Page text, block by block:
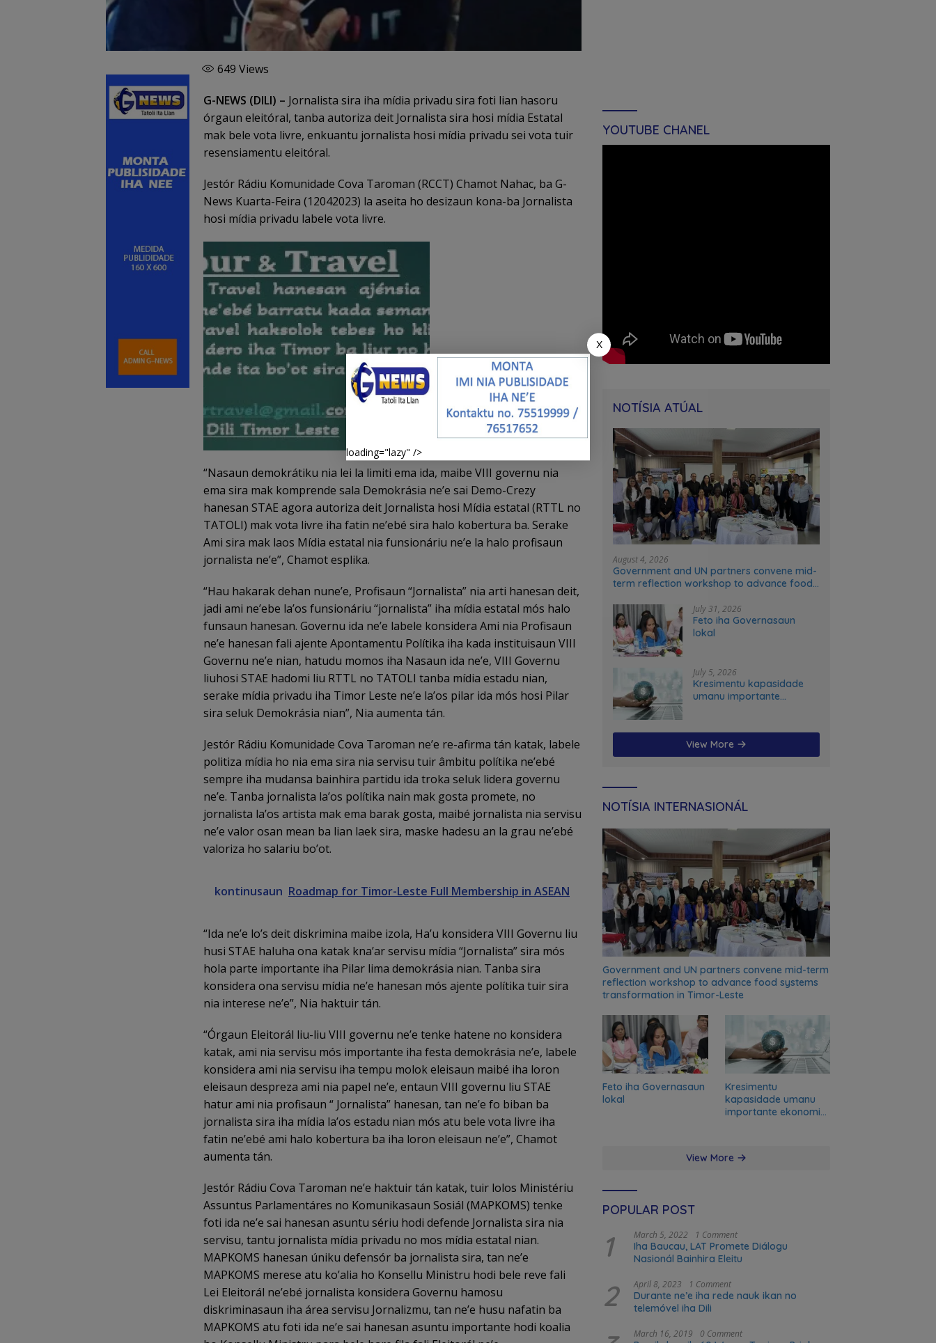
649 Views
G-NEWS (DILI) – Jornalista sira iha mídia privadu sira foti lian hasoru
órgaun eleitóral, tanba autoriza deit Jornalista sira hosi mídia Estatal
mak bele vota livre, enkuantu jornalista hosi mídia privadu sei vota tuir
resensiamentu eleitóral.
Jestór Rádiu Komunidade Cova Taroman (RCCT) Chamot Nahac, ba G-
News Kuarta-Feira (12042023) la aseita ho desizaun kona-ba Jornalista
hosi mídia privadu labele vota livre.
“Nasaun demokrátiku nia lei la limiti ema ida, maibe VIII governu nia
ema sira mak komprende sala Demokrásia ne’e sai Demo-Crezy
hanesan STAE agora autoriza deit Jornalista hosi Mídia estatal (RTTL no
TATOLI) mak vota livre iha fatin ne’ebé sira halo kobertura ba. Serake
Ami sira mak laos Mídia estatal nia funsionáriu ne’e la halo profisaun
jornalista ne’e”, Chamot esplika.
“Hau hakarak dehan nune’e, Profisaun “Jornalista” nia arti hanesan deit,
jadi ami ne’ebe la’os funsionáriu “jornalista” iha mídia estatal mós halo
funsaun hanesan. Governu ida ne’e labele konsidera Ami nia Profisaun
ne’e hanesan fali ajente Apontamentu Polítika iha kada instituisaun VIII
Governu ne’e nian, hatudu momos iha Nasaun ida ne’e, VIII Governu
liuhosi STAE hadomi liu RTTL no TATOLI tanba mídia estadu nian,
serake mídia privadu iha Timor Leste ne’e la’os pilar ida mós hosi Pilar
sira seluk Demokrásia nian”, Nia aumenta tán.
Jestór Rádiu Komunidade Cova Taroman ne’e re-afirma tán katak, labele
politiza mídia ho nia ema sira nia servisu tuir âmbitu polítika ne’ebé
sempre iha mudansa bainhira partidu ida troka seluk lidera governu
ne’e. Tanba jornalista la’os polítika nain mak gosta promete, no
jornalista la’os artista mak ema barak gosta, maibé jornalista nia servisu
ne’e valor osan mean ba lian laek sira, maske hadesu an la grau ne’ebé
valoriza ho salariu bo’ot.
kontinusaun Roadmap for Timor-Leste Full Membership in ASEAN
“Ida ne’e lo’s deit diskrimina maibe izola, Ha’u konsidera VIII Governu liu
husi STAE haluha ona katak kna’ar servisu mídia “Jornalista” sira mós
hola parte importante iha Pilar lima demokrásia nian. Tanba sira
konsidera ona servisu mídia ne’e hanesan mós ajente polítika tuir sira
nia interese ne’e”, Nia haktuir tán.
“Órgaun Eleitorál liu-liu VIII governu ne’e tenke hatene no konsidera
katak, ami nia servisu mós importante iha festa demokrásia ne’e, labele
konsidera ami nia servisu iha tempu molok eleisaun maibé iha loron
eleisaun despreza ami nia papel ne’e, entaun VIII governu liu STAE
hatur ami nia profisaun “ Jornalista” hanesan, tan ne’e fo biban ba
jornalista sira iha mídia la’os estadu nian mós atu bele vota livre iha
fatin ne’ebé ami halo kobertura ba iha loron eleisaun ne’e”, Chamot
aumenta tán.
Jestór Rádiu Cova Taroman ne’e haktuir tán katak, tuir lolos Ministériu
Assuntus Parlamentáres no Komunikasaun Sosiál (MAPKOMS) tenke
foti ida ne’e sai hanesan asuntu sériu hodi defende Jornalista sira nia
servisu, tantu jornalista mídia privadu no mos mídia estatal nian.
MAPKOMS hanesan úniku defensór ba jornalista sira, tan ne’e
MAPKOMS merese atu ko’alia ho Konsellu Ministru hodi bele reve fali
Lei Eleitorál ne’ebé jornalista konsidera Governu hamosu
diskriminasaun iha área servisu Jornalizmu, tan ne’e husu nafatin ba
MAPKOMS atu foti ida ne’e sai hanesan asuntu importante hodi koalia
YOUTUBE CHANEL
NOTÍSIA ATÚAL
August 4, 2026
Government and UN partners convene mid-
term reflection workshop to advance food
July 31, 2026
Feto iha Governasaun
lokal
July 5, 2026
Kresimentu kapasidade
umanu importante
View More
NOTÍSIA INTERNASIONÁL
Government and UN partners convene mid-term
reflection workshop to advance food systems
transformation in Timor-Leste
Feto iha Governasaun
lokal
Kresimentu
kapasidade umanu
importante ekonomia
View More
POPULAR POST
1 March 5, 2022 1 Comment
Iha Baucau, LAT Promete Diálogu
Nasionál Bainhira Eleitu
2 April 8, 2023 1 Comment
Durante ne’e iha rede nauk ikan no
telemóvel iha Dili
March 16, 2019 0 Comment
X
loading="lazy" />